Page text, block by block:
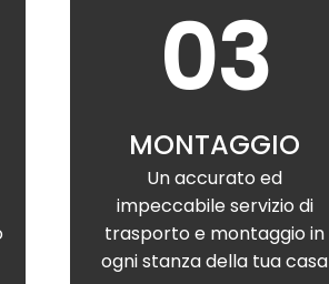
03
MONTAGGIO
Un accurato ed
impeccabile servizio di
trasporto e montaggio in
ogni stanza della tua casa